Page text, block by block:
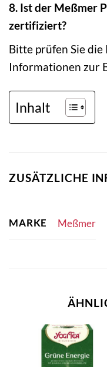
8. Ist der Meßmer
zertifiziert?
Bitte prüfen Sie
Informationen zur
Inhalt
ZUSÄTZLICHE
MARKE Meßmer